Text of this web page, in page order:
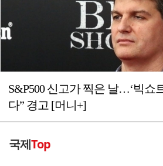
S&P500 신고가 찍은 날…‘빅쇼
다” 경고 [머니+]
국제Top